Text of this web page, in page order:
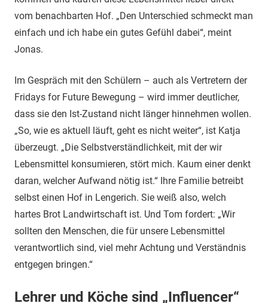
vom benachbarten Hof. „Den Unterschied schmeckt man
einfach und ich habe ein gutes Gefühl dabei“, meint
Jonas.
Im Gespräch mit den Schülern – auch als Vertretern der
Fridays for Future Bewegung – wird immer deutlicher,
dass sie den Ist-Zustand nicht länger hinnehmen wollen.
„So, wie es aktuell läuft, geht es nicht weiter“, ist Katja
überzeugt. „Die Selbstverständlichkeit, mit der wir
Lebensmittel konsumieren, stört mich. Kaum einer denkt
daran, welcher Aufwand nötig ist.“ Ihre Familie betreibt
selbst einen Hof in Lengerich. Sie weiß also, welch
hartes Brot Landwirtschaft ist. Und Tom fordert: „Wir
sollten den Menschen, die für unsere Lebensmittel
verantwortlich sind, viel mehr Achtung und Verständnis
entgegen bringen.“
Lehrer und Köche sind „Influencer“